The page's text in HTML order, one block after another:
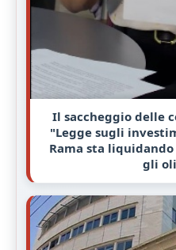
Il saccheggio delle
"Legge sugli
Rama sta
gli